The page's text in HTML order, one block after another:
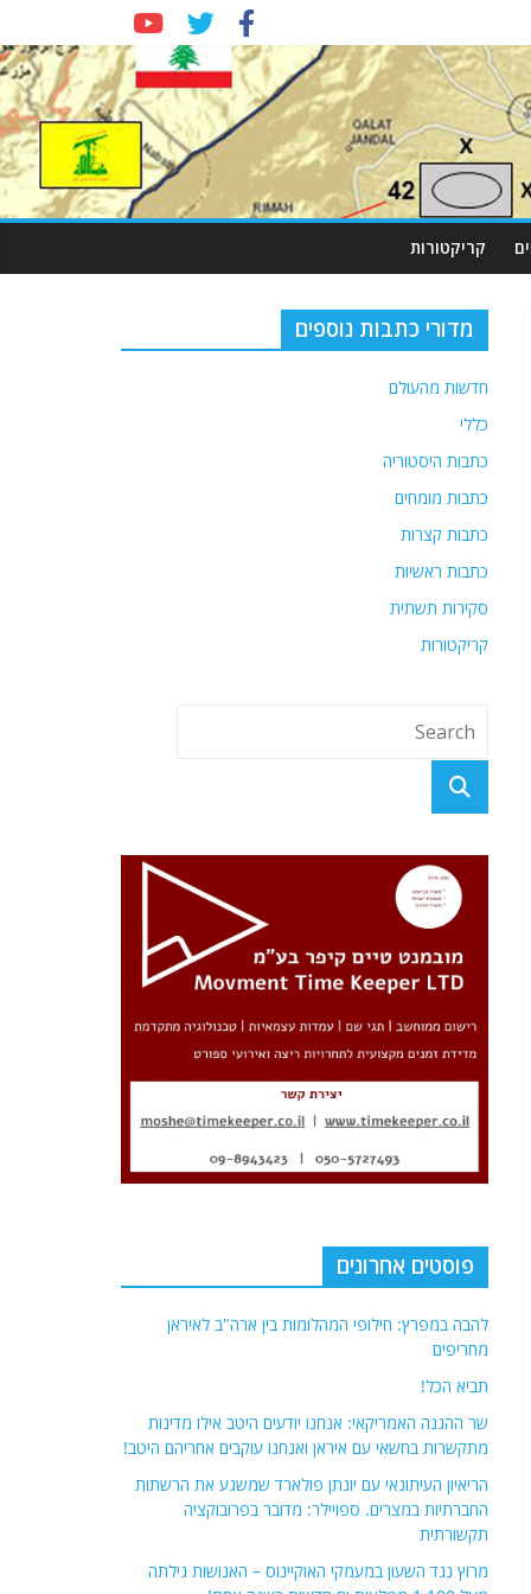
קריקטורות
מדורי כתבות נוספים
חדשות מהעולם
כללי
כתבות היסטוריה
כתבות מומחים
כתבות קצרות
כתבות ראשיות
סקירות תשתית
קריקטורות
פוסטים אחרונים
להבה במפרץ: חילופי המהלומות בין ארה"ב לאיראן
מחריפים
תביא הכל!
שר ההגנה האמריקאי: אנחנו יודעים היטב אילו מדינות
מתקשרות בחשאי עם איראן ואנחנו עוקבים אחריהם היטב!
הריאיון העיתונאי עם יונתן פולארד שמשגע את הרשתות
החברתיות במצרים. ספויילר: מדובר בפרובוקציה
תקשורתית
מרוץ נגד השעון במעמקי האוקיינוס – האנושות גילתה